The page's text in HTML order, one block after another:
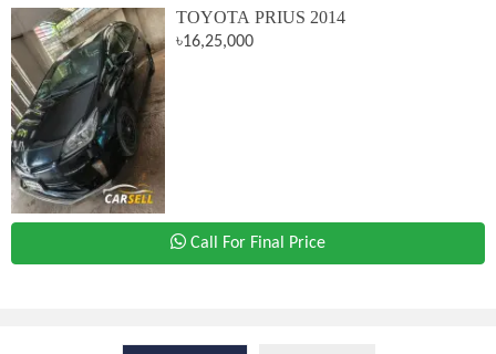
TOYOTA PRIUS 2014
৳16,25,000
Call For Final Price